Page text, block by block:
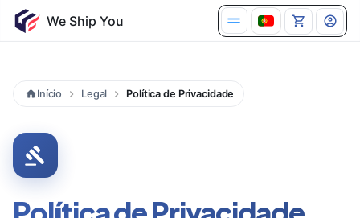
Início Legal Política de Privacidade